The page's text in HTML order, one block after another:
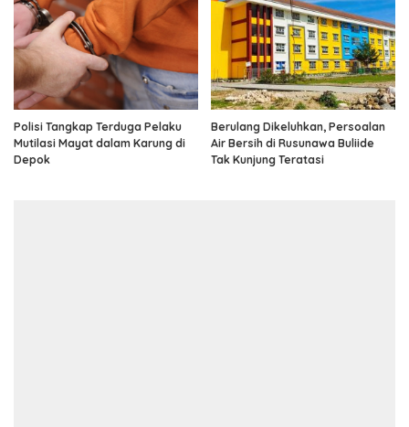
Polisi Tangkap Terduga Pelaku
Mutilasi Mayat dalam Karung di
Depok
Berulang Dikeluhkan, Persoalan
Air Bersih di Rusunawa Buliide
Tak Kunjung Teratasi